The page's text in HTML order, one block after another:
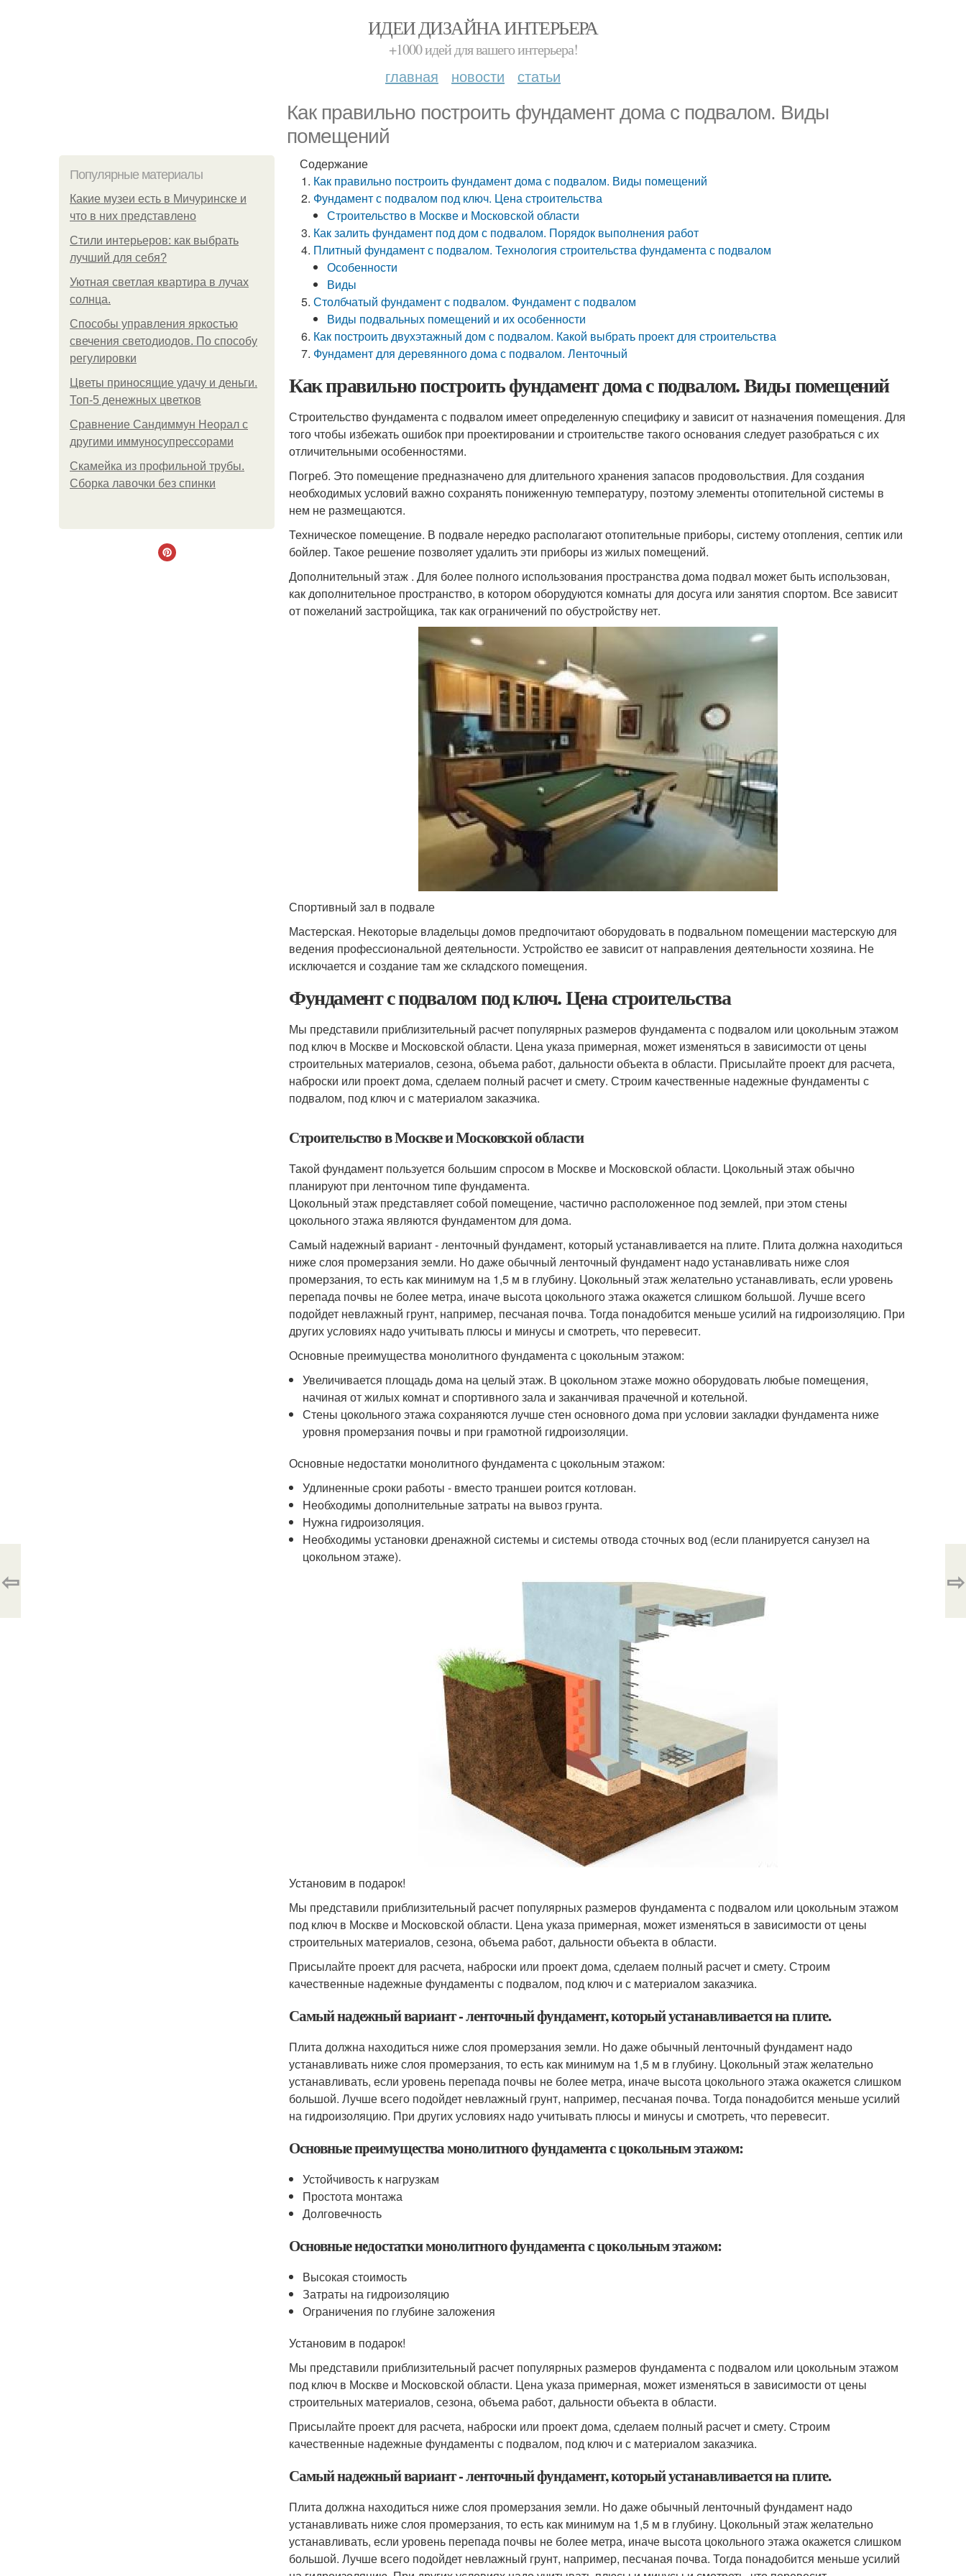
ИДЕИ ДИЗАЙНА ИНТЕРЬЕРА
+1000 идей для вашего интерьера!
главная новости статьи
Как правильно построить фундамент дома с подвалом. Виды
помещений
Популярные материалы
Какие музеи есть в Мичуринске и
что в них представлено
Стили интерьеров: как выбрать
лучший для себя?
Уютная светлая квартира в лучах
солнца.
Способы управления яркостью
свечения светодиодов. По способу
регулировки
Цветы приносящие удачу и деньги.
Топ-5 денежных цветков
Сравнение Сандиммун Неорал с
другими иммуносупрессорами
Скамейка из профильной трубы.
Сборка лавочки без спинки
Содержание
Как правильно построить фундамент дома с подвалом. Виды помещений
Фундамент с подвалом под ключ. Цена строительства
Строительство в Москве и Московской области
Как залить фундамент под дом с подвалом. Порядок выполнения работ
Плитный фундамент с подвалом. Технология строительства фундамента с подвалом
Особенности
Виды
Столбчатый фундамент с подвалом. Фундамент с подвалом
Виды подвальных помещений и их особенности
Как построить двухэтажный дом с подвалом. Какой выбрать проект для строительства
Фундамент для деревянного дома с подвалом. Ленточный
Как правильно построить фундамент дома с подвалом. Виды помещений
Строительство фундамента с подвалом имеет определенную специфику и зависит от назначения помещения. Для
того чтобы избежать ошибок при проектировании и строительстве такого основания следует разобраться с их
отличительными особенностями.
Погреб. Это помещение предназначено для длительного хранения запасов продовольствия. Для создания
необходимых условий важно сохранять пониженную температуру, поэтому элементы отопительной системы в
нем не размещаются.
Техническое помещение. В подвале нередко располагают отопительные приборы, систему отопления, септик или
бойлер. Такое решение позволяет удалить эти приборы из жилых помещений.
Дополнительный этаж . Для более полного использования пространства дома подвал может быть использован,
как дополнительное пространство, в котором оборудуются комнаты для досуга или занятия спортом. Все зависит
от пожеланий застройщика, так как ограничений по обустройству нет.
Спортивный зал в подвале
Мастерская. Некоторые владельцы домов предпочитают оборудовать в подвальном помещении мастерскую для
ведения профессиональной деятельности. Устройство ее зависит от направления деятельности хозяина. Не
исключается и создание там же складского помещения.
Фундамент с подвалом под ключ. Цена строительства
Мы представили приблизительный расчет популярных размеров фундамента с подвалом или цокольным этажом
под ключ в Москве и Московской области. Цена указа примерная, может изменяться в зависимости от цены
строительных материалов, сезона, объема работ, дальности объекта в области. Присылайте проект для расчета,
наброски или проект дома, сделаем полный расчет и смету. Строим качественные надежные фундаменты с
подвалом, под ключ и с материалом заказчика.
Строительство в Москве и Московской области
Такой фундамент пользуется большим спросом в Москве и Московской области. Цокольный этаж обычно
планируют при ленточном типе фундамента.
Цокольный этаж представляет собой помещение, частично расположенное под землей, при этом стены
цокольного этажа являются фундаментом для дома.
Самый надежный вариант - ленточный фундамент, который устанавливается на плите. Плита должна находиться
ниже слоя промерзания земли. Но даже обычный ленточный фундамент надо устанавливать ниже слоя
промерзания, то есть как минимум на 1,5 м в глубину. Цокольный этаж желательно устанавливать, если уровень
перепада почвы не более метра, иначе высота цокольного этажа окажется слишком большой. Лучше всего
подойдет невлажный грунт, например, песчаная почва. Тогда понадобится меньше усилий на гидроизоляцию. При
других условиях надо учитывать плюсы и минусы и смотреть, что перевесит.
Основные преимущества монолитного фундамента с цокольным этажом:
Увеличивается площадь дома на целый этаж. В цокольном этаже можно оборудовать любые помещения,
начиная от жилых комнат и спортивного зала и заканчивая прачечной и котельной.
Стены цокольного этажа сохраняются лучше стен основного дома при условии закладки фундамента ниже
уровня промерзания почвы и при грамотной гидроизоляции.
Основные недостатки монолитного фундамента с цокольным этажом:
Удлиненные сроки работы - вместо траншеи роится котлован.
Необходимы дополнительные затраты на вывоз грунта.
Нужна гидроизоляция.
Необходимы установки дренажной системы и системы отвода сточных вод (если планируется санузел на
цокольном этаже).
Установим в подарок!
Мы представили приблизительный расчет популярных размеров фундамента с подвалом или цокольным этажом
под ключ в Москве и Московской области. Цена указа примерная, может изменяться в зависимости от цены
строительных материалов, сезона, объема работ, дальности объекта в области.
Присылайте проект для расчета, наброски или проект дома, сделаем полный расчет и смету. Строим
качественные надежные фундаменты с подвалом, под ключ и с материалом заказчика.
Самый надежный вариант - ленточный фундамент, который устанавливается на плите.
Плита должна находиться ниже слоя промерзания земли. Но даже обычный ленточный фундамент надо
устанавливать ниже слоя промерзания, то есть как минимум на 1,5 м в глубину. Цокольный этаж желательно
устанавливать, если уровень перепада почвы не более метра, иначе высота цокольного этажа окажется слишком
большой. Лучше всего подойдет невлажный грунт, например, песчаная почва. Тогда понадобится меньше усилий
на гидроизоляцию. При других условиях надо учитывать плюсы и минусы и смотреть, что перевесит.
Основные преимущества монолитного фундамента с цокольным этажом:
Устойчивость к нагрузкам
Простота монтажа
Долговечность
Основные недостатки монолитного фундамента с цокольным этажом:
Высокая стоимость
Затраты на гидроизоляцию
Ограничения по глубине заложения
Установим в подарок!
Мы представили приблизительный расчет популярных размеров фундамента с подвалом или цокольным этажом
под ключ в Москве и Московской области. Цена указа примерная, может изменяться в зависимости от цены
строительных материалов, сезона, объема работ, дальности объекта в области.
Присылайте проект для расчета, наброски или проект дома, сделаем полный расчет и смету. Строим
качественные надежные фундаменты с подвалом, под ключ и с материалом заказчика.
Самый надежный вариант - ленточный фундамент, который устанавливается на плите.
Плита должна находиться ниже слоя промерзания земли. Но даже обычный ленточный фундамент надо
устанавливать ниже слоя промерзания, то есть как минимум на 1,5 м в глубину. Цокольный этаж желательно
устанавливать, если уровень перепада почвы не более метра, иначе высота цокольного этажа окажется слишком
большой. Лучше всего подойдет невлажный грунт, например, песчаная почва. Тогда понадобится меньше усилий
⇦ ⇨